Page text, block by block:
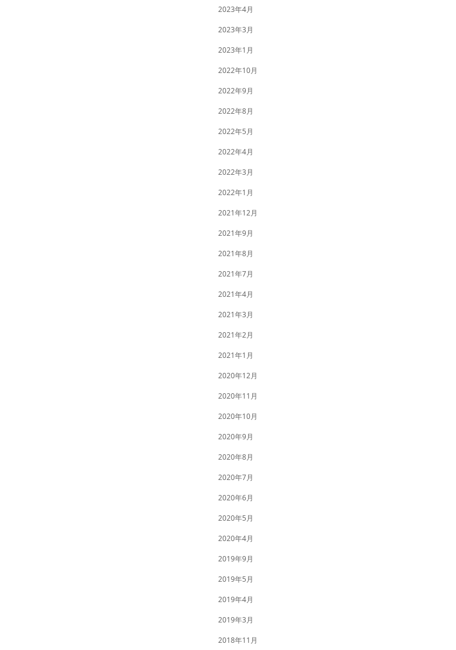
2023年4月
2023年3月
2023年1月
2022年10月
2022年9月
2022年8月
2022年5月
2022年4月
2022年3月
2022年1月
2021年12月
2021年9月
2021年8月
2021年7月
2021年4月
2021年3月
2021年2月
2021年1月
2020年12月
2020年11月
2020年10月
2020年9月
2020年8月
2020年7月
2020年6月
2020年5月
2020年4月
2019年9月
2019年5月
2019年4月
2019年3月
2018年11月